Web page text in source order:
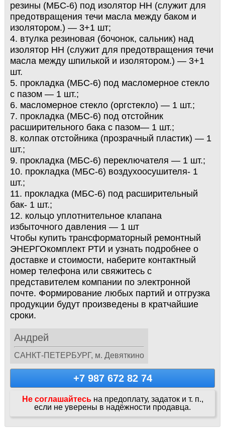
резины (МБС-6) под изолятор НН (служит для
предотвращения течи масла между баком и
изолятором.) — 3+1 шт;
4. втулка резиновая (бочонок, сальник) над
изолятор НН (служит для предотвращения течи
масла между шпилькой и изолятором.) — 3+1
шт.
5. прокладка (МБС-6) под масломерное стекло
с пазом — 1 шт.;
6. масломерное стекло (оргстекло) — 1 шт.;
7. прокладка (МБС-6) под отстойник
расширительного бака с пазом— 1 шт.;
8. колпак отстойника (прозрачный пластик) — 1
шт.;
9. прокладка (МБС-6) переключателя — 1 шт.;
10. прокладка (МБС-6) воздухоосушителя- 1
шт.;
11. прокладка (МБС-6) под расширительный
бак- 1 шт.;
12. кольцо уплотнительное клапана
избыточного давления — 1 шт
Чтобы купить трансформаторный ремонтный
ЭНЕРГОкомплект РТИ и узнать подробнее о
доставке и стоимости, наберите контактный
номер телефона или свяжитесь с
представителем компании по электронной
почте. Формирование любых партий и отгрузка
продукции будут произведены в кратчайшие
сроки.
Андрей
САНКТ-ПЕТЕРБУРГ, м. Девяткино
+7 987 672 82 74
Не соглашайтесь на предоплату, задаток и т. п.,
если не уверены в надёжности продавца.